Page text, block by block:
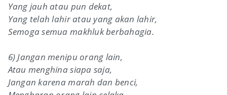
Yang jauh atau pun dekat,
Yang telah lahir atau yang akan lahir,
Semoga semua makhluk berbahagia.
6) Jangan menipu orang lain,
Atau menghina siapa saja,
Jangan karena marah dan benci,